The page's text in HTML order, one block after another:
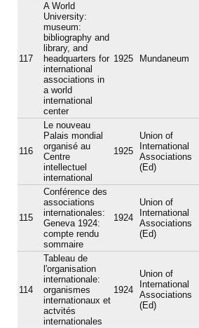
117
A World
University:
museum:
bibliography and
library, and
headquarters for
international
associations in
a world
international
center
1925 Mundaneum
116
Le nouveau
Palais mondial
organisé au
Centre
intellectuel
international
1925
Union of
International
Associations
(Ed)
115
Conférence des
associations
internationales:
Geneva 1924:
compte rendu
sommaire
1924
Union of
International
Associations
(Ed)
114
Tableau de
l'organisation
internationale:
organismes
internationaux et
actvités
internationales
1924
Union of
International
Associations
(Ed)